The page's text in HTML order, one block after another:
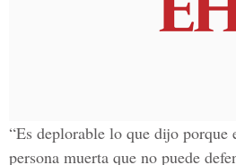
“Es deplorable lo que dijo porque
persona muerta que no puede